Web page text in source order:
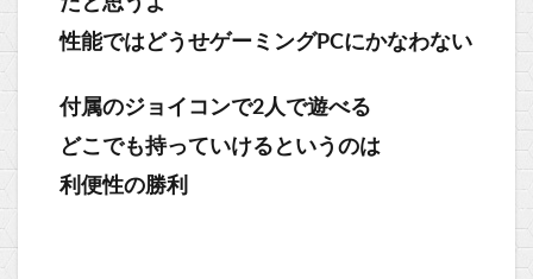
性能ではどうせゲーミングPCにかなわない
付属のジョイコンで2人で遊べる
どこでも持っていけるというのは
利便性の勝利